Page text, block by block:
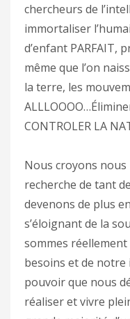
chercheurs de
immortaliser
d’enfant PARFAIT,
même que l’on
la terre, les
CONTROLER LA
Nous croyons nous
recherche de tant
devenons de plus
s’éloignant de la
sommes
besoins et de notre
pouvoir que nous
réaliser et vivre